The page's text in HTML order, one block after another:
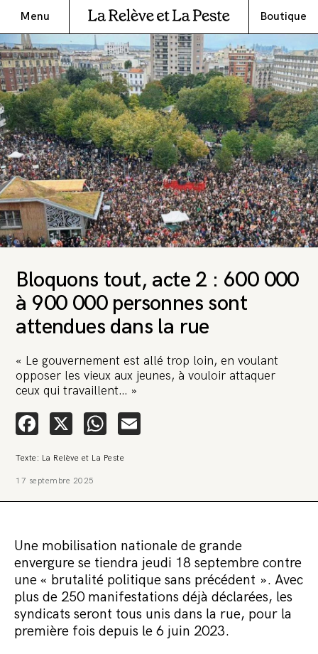
Menu Boutique
Bloquons tout, acte 2 : 600 000
à 900 000 personnes sont
attendues dans la rue
« Le gouvernement est allé trop loin, en voulant
opposer les vieux aux jeunes, à vouloir attaquer
ceux qui travaillent… »
Facebook
X WhatsApp
Texte: La Relève et La Peste
17 septembre 2025
Une mobilisation nationale de grande
envergure se tiendra jeudi 18 septembre contre
une « brutalité politique sans précédent ». Avec
plus de 250 manifestations déjà déclarées, les
syndicats seront tous unis dans la rue, pour la
première fois depuis le 6 juin 2023.
🚨 L’heure est grave. Une
veut nous faire taire. Cette procédure bâillon vise à nous affaiblir et,
peut-être, à nous faire disparaître. Pour nous sauver, nous lançons
aujourd’hui une grande campagne de soutien avec un premier
objectif de vendre 2 000 livres en un mois.
Continuer de lire l’article
Commander le pack